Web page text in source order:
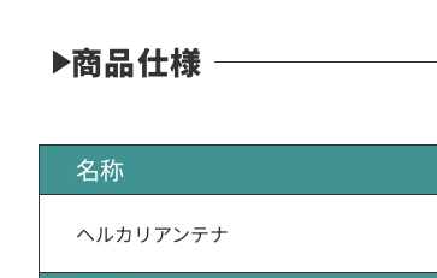
商品仕様
名称
ヘルカリアンテナ